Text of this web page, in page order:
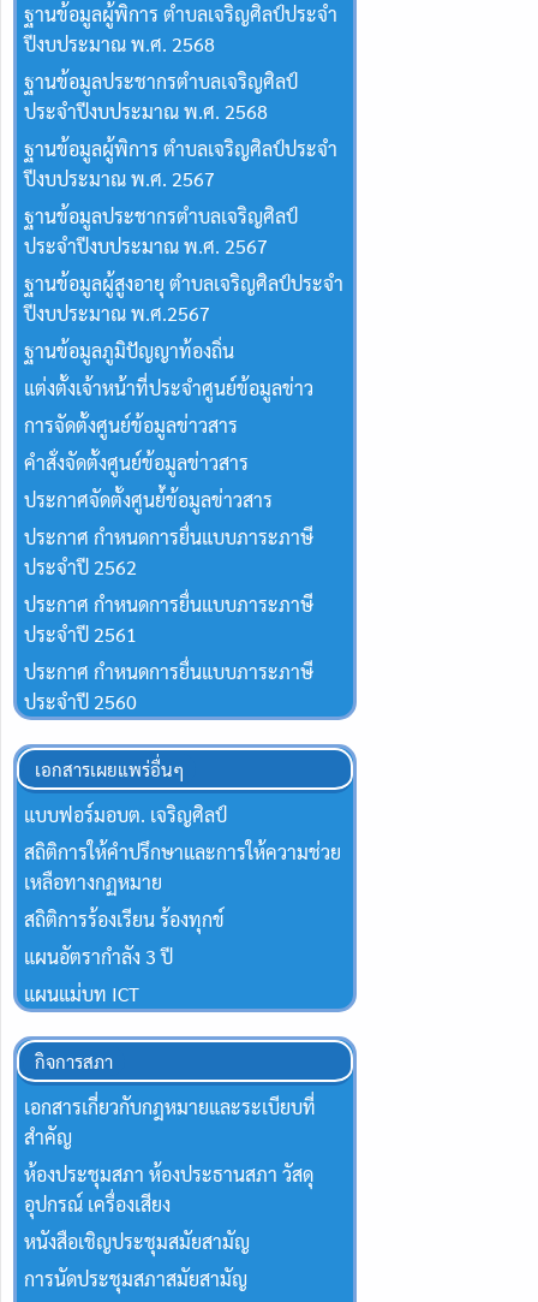
ฐานข้อมูลผู้พิการ ตำบลเจริญศิลป์ประจำ
ปีงบประมาณ พ.ศ. 2568
ฐานข้อมูลประชากรตำบลเจริญศิลป์
ประจำปีงบประมาณ พ.ศ. 2568
ฐานข้อมูลผู้พิการ ตำบลเจริญศิลป์ประจำ
ปีงบประมาณ พ.ศ. 2567
ฐานข้อมูลประชากรตำบลเจริญศิลป์
ประจำปีงบประมาณ พ.ศ. 2567
ฐานข้อมูลผู้สูงอายุ ตำบลเจริญศิลป์ประจำ
ปีงบประมาณ พ.ศ.2567
ฐานข้อมูลภูมิปัญญาท้องถิ่น
แต่งตั้งเจ้าหน้าที่ประจำศูนย์ข้อมูลข่าว
การจัดตั้งศูนย์ข้อมูลข่าวสาร
คำสั่งจัดตั้งศูนย์ข้อมูลข่าวสาร
ประกาศจัดตั้งศูนย์้ข้อมูลข่าวสาร
ประกาศ กำหนดการยื่นแบบภาระภาษี
ประจำปี 2562
ประกาศ กำหนดการยื่นแบบภาระภาษี
ประจำปี 2561
ประกาศ กำหนดการยื่นแบบภาระภาษี
ประจำปี 2560
เอกสารเผยแพร่อื่นๆ
แบบฟอร์มอบต. เจริญศิลป์
สถิติการให้คำปรึกษาและการให้ความช่วย
เหลือทางกฏหมาย
สถิติการร้องเรียน ร้องทุกข์
แผนอัตรากำลัง 3 ปี
แผนแม่บท ICT
กิจการสภา
เอกสารเกี่ยวกับกฎหมายและระเบียบที่
สำคัญ
ห้องประชุมสภา ห้องประธานสภา วัสดุ
อุปกรณ์ เครื่องเสียง
หนังสือเชิญประชุมสมัยสามัญ
การนัดประชุมสภาสมัยสามัญ